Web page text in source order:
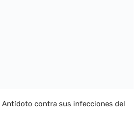
Antídoto contra sus infecciones del